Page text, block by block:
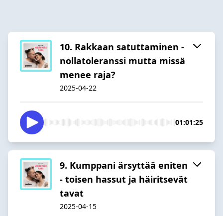
10. Rakkaan satuttaminen -
nollatoleranssi mutta missä
menee raja?
2025-04-22
01:01:25
9. Kumppani ärsyttää eniten
- toisen hassut ja häiritsevät
tavat
2025-04-15